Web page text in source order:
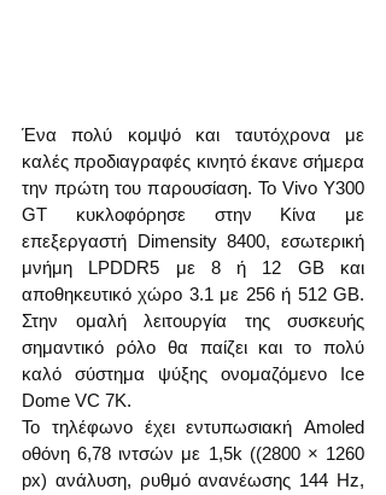
Ένα πολύ κομψό και ταυτόχρονα με
καλές προδιαγραφές κινητό έκανε σήμερα
την πρώτη του παρουσίαση. Το Vivo Y300
GT κυκλοφόρησε στην Κίνα με
επεξεργαστή Dimensity 8400, εσωτερική
μνήμη LPDDR5 με 8 ή 12 GB και
αποθηκευτικό χώρο 3.1 με 256 ή 512 GB.
Στην ομαλή λειτουργία της συσκευής
σημαντικό ρόλο θα παίζει και το πολύ
καλό σύστημα ψύξης ονομαζόμενο Ice
Dome VC 7K.
Το τηλέφωνο έχει εντυπωσιακή Amoled
οθόνη 6,78 ιντσών με 1,5k ((2800 × 1260
px) ανάλυση, ρυθμό ανανέωσης 144 Hz,